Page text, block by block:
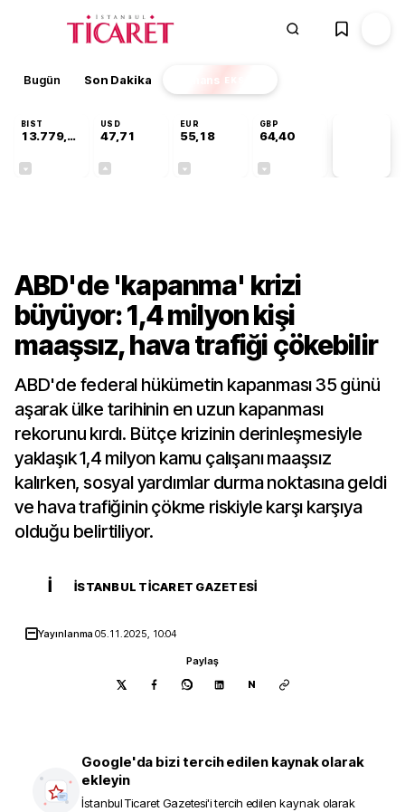
Bugün Son Dakika Finans EKSTRA
BIST
13.779,39
USD
47,71
EUR
55,18
GBP
64,40
ABD'de 'kapanma' krizi
büyüyor: 1,4 milyon kişi
maaşsız, hava trafiği çökebilir
ABD'de federal hükümetin kapanması 35 günü
aşarak ülke tarihinin en uzun kapanması
rekorunu kırdı. Bütçe krizinin derinleşmesiyle
yaklaşık 1,4 milyon kamu çalışanı maaşsız
kalırken, sosyal yardımlar durma noktasına geldi
ve hava trafiğinin çökme riskiyle karşı karşıya
olduğu belirtiliyor.
İ İSTANBUL TICARET GAZETESI
Yayınlanma05.11.2025, 10:04
Paylaş
N
Google'da bizi tercih edilen kaynak olarak
ekleyin
İstanbul Ticaret Gazetesi'i tercih edilen kaynak olarak